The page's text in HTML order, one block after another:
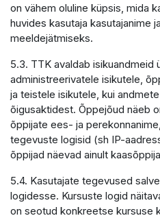
on vähem oluline küpsis, mida
huvides kasutaja kasutajanime
meeldejätmiseks.
5.3. TTK avaldab isikuandmeid
administreerivatele isikutele,
ja teistele isikutele, kui
õigusaktidest. Õppejõud näeb
õppijate ees- ja
tegevuste logisid (sh IP-
õppijad näevad ainult
5.4. Kasutajate tegevused
logidesse. Kursuste logid
on seotud konkreetse kursuse